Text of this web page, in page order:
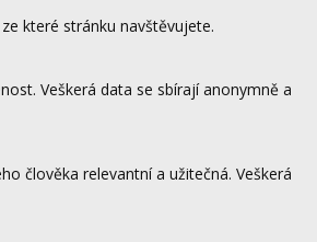
které stránku navštěvujete.
Veškerá data se sbírají anonymně a
člověka relevantní a užitečná. Veškerá